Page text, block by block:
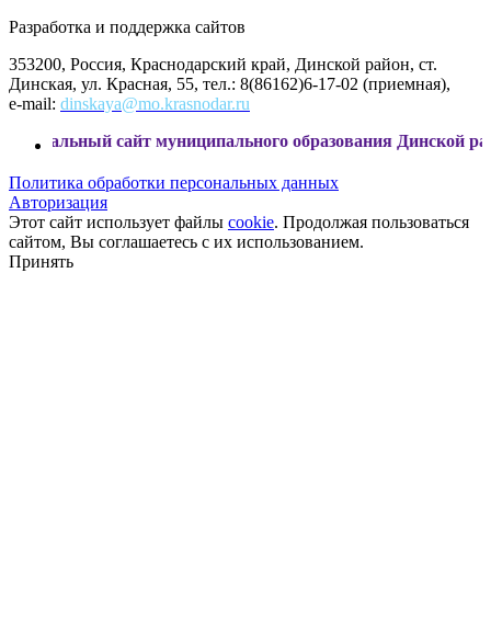
Разработка и поддержка сайтов
353200, Россия, Краснодарский край, Динской район, ст.
Динская, ул. Красная, 55, тел.: 8(86162)6-17-02 (приемная),
e-mail: dinskaya@mo.krasnodar.ru
муниципального образования Динской район
Политика обработки персональных данных
Авторизация
Этот сайт использует файлы cookie. Продолжая пользоваться
сайтом, Вы соглашаетесь с их использованием.
Принять